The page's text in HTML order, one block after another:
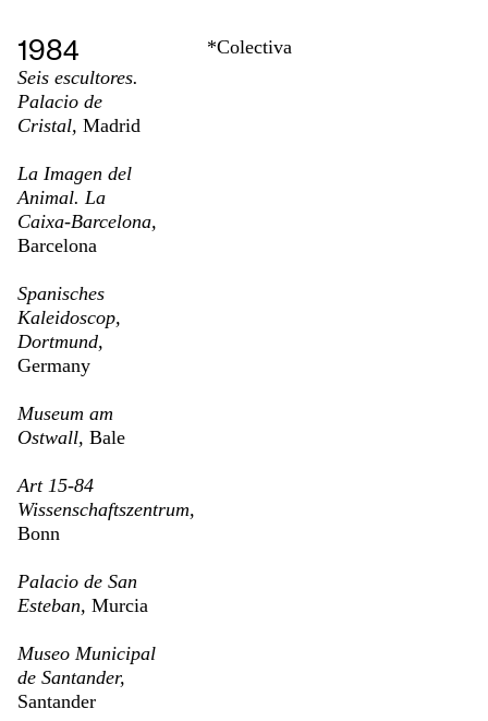
1984
Seis escultores.
Palacio de
Cristal, Madrid
La Imagen del
Animal. La
Caixa-Barcelona,
Barcelona
Spanisches
Kaleidoscop,
Dortmund,
Germany
Museum am
Ostwall, Bale
Art 15-84
Wissenschaftszentrum,
Bonn
Palacio de San
Esteban, Murcia
Museo Municipal
de Santander,
Santander
*Colectiva